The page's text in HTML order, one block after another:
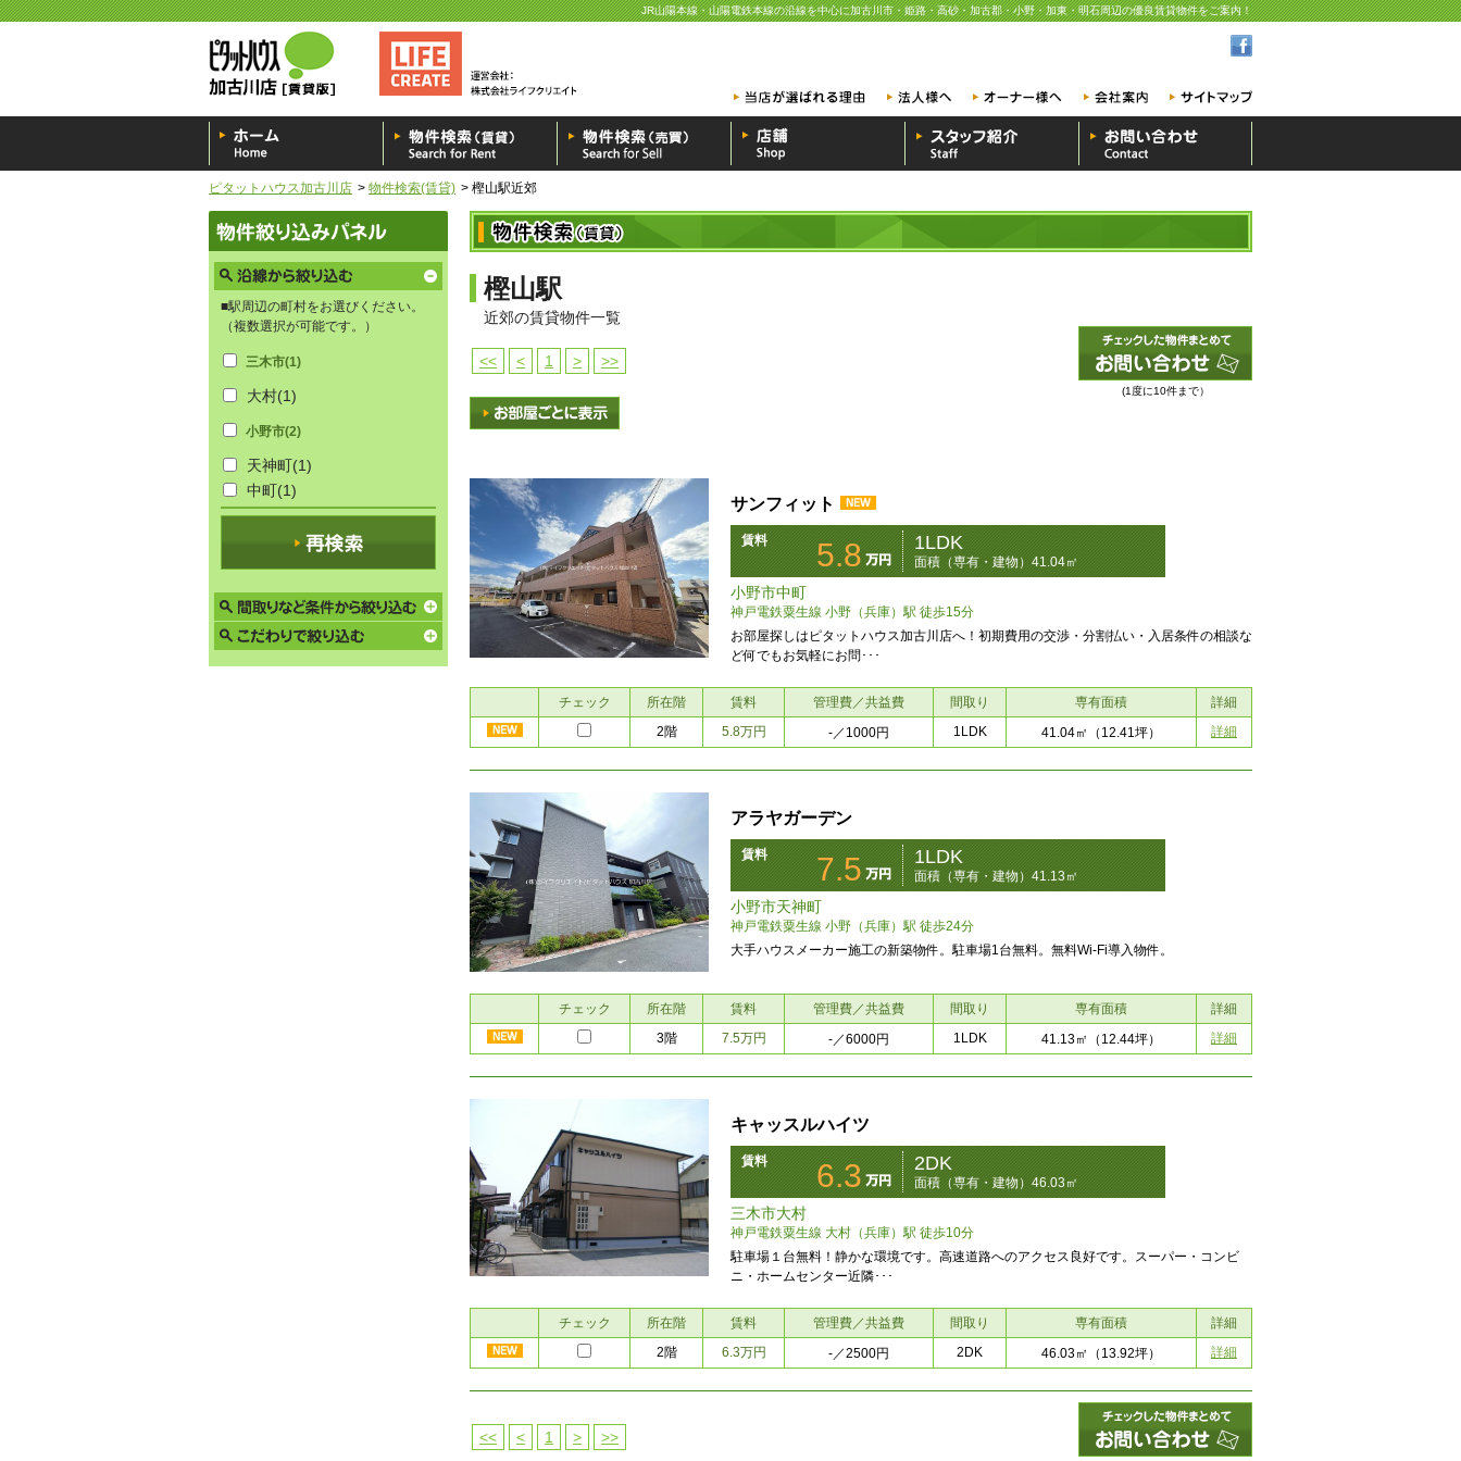
JR山陽本線・山陽電鉄本線の沿線を中心に加古川市・姫路・高砂・加古郡・小野・加東・明石周辺の優良賃貸物件をご案内！
ピタットハウス加古川店 物件検索(賃貸) 樫山駅近郊
■駅周辺の町村をお選びください。
（複数選択が可能です。）
三木市(1)
大村(1)
小野市(2)
天神町(1)
中町(1)
樫山駅
近郊の賃貸物件一覧
<< < 1 > >>
(1度に10件まで）
サンフィット
賃料 5.8 1LDK
面積（専有・建物）41.04㎡
小野市中町
神戸電鉄粟生線 小野（兵庫）駅 徒歩15分
お部屋探しはピタットハウス加古川店へ！初期費用の交渉・分割払い・入居条件の相談な
ど何でもお気軽にお問･･･
チェック 所在階 賃料 管理費／共益費 間取り 専有面積
詳細
2階
5.8万円 -／1000円 1LDK 41.04㎡ （12.41坪） 詳細
アラヤガーデン
賃料 7.5 1LDK
面積（専有・建物）41.13㎡
小野市天神町
神戸電鉄粟生線 小野（兵庫）駅 徒歩24分
大手ハウスメーカー施工の新築物件。駐車場1台無料。無料Wi-Fi導入物件。
チェック 所在階 賃料 管理費／共益費 間取り 専有面積
詳細
3階
7.5万円 -／6000円 1LDK 41.13㎡ （12.44坪） 詳細
キャッスルハイツ
賃料 6.3 2DK
面積（専有・建物）46.03㎡
三木市大村
神戸電鉄粟生線 大村（兵庫）駅 徒歩10分
駐車場１台無料！静かな環境です。高速道路へのアクセス良好です。スーパー・コンビ
ニ・ホームセンター近隣･･･
チェック 所在階 賃料 管理費／共益費 間取り 専有面積
詳細
2階
6.3万円 -／2500円 2DK 46.03㎡ （13.92坪） 詳細
<< < 1 > >>